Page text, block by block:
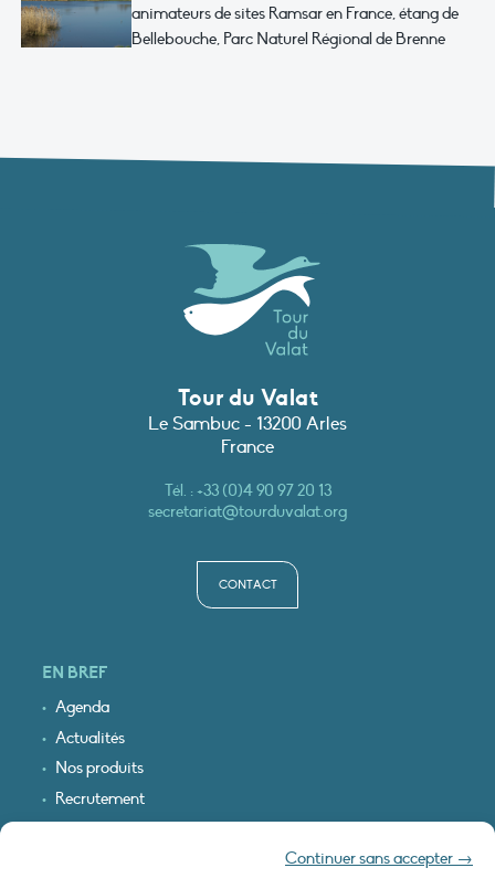
Continuer sans accepter →
animateurs de sites Ramsar en France, étang de
Bellebouche, Parc Naturel Régional de Brenne
Tour du Valat
Le Sambuc - 13200 Arles
France
Tél. :+33 (0)4 90 97 20 13
secretariat@tourduvalat.org
CONTACT
EN BREF
Agenda
Actualités
Nos produits
Recrutement